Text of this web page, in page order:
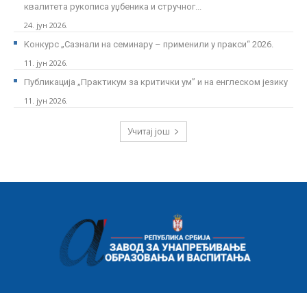
квалитета рукописа уџбеника и стручног...
24. јун 2026.
Kонкурс „Сазнали на семинару – применили у пракси“ 2026.
11. јун 2026.
Публикација „Практикум за критички ум” и на енглеском језику
11. јун 2026.
Учитај још